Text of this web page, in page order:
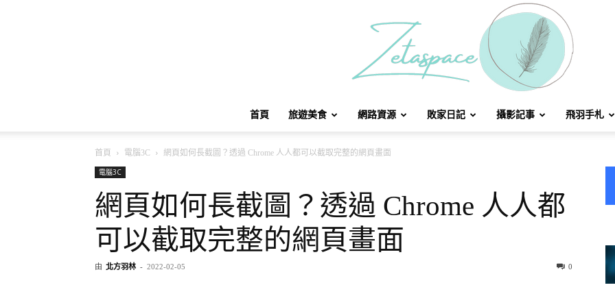
首頁 旅遊美食 網路資源 敗家日記 攝影記事 飛羽手札
首頁 電腦3C
網頁如何長截圖？透過 Chrome 人人都可以截取完整的網頁畫面
電腦3C
網頁如何長截圖？透過 Chrome 人人都
可以截取完整的網頁畫面
由 北方羽林 - 2022-02-05 0